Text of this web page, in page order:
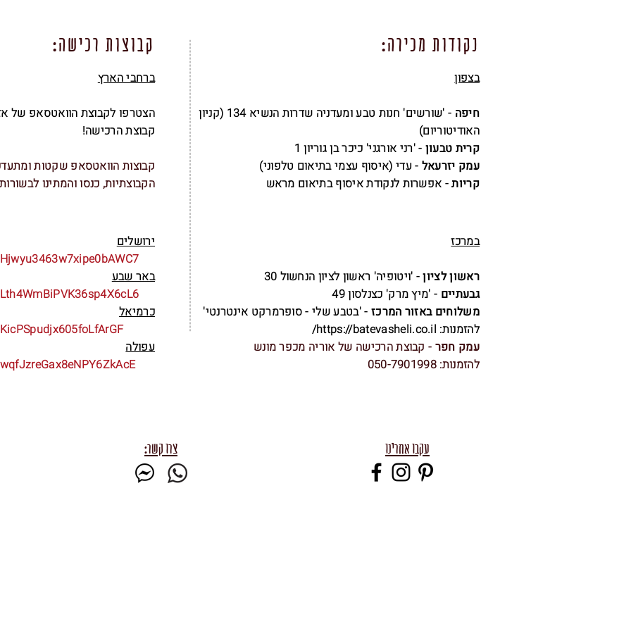
קבוצות רכישה: נקודות מכירה:
ברחבי הארץ
הצטרפו לקבוצת הוואטסאפ של
קבוצת הרכישה!
קבוצות הוואטסאפ שקטות
הקבוצתיות, כנסו והמתינו
בצפון
חיפה
- 'שורשים' חנות טבע ומעדניה שדרות הנשיא 134 (קניון
האודיטוריום)
קרית טבעון - 'רני אורגני' כיכר בן גוריון 1
עמק יזרעאל - עדי (איסוף עצמי בתיאום טלפוני)
קריות- אפשרות לנקודת איסוף בתיאום מראש
ירושלים
באר שבע
כרמיאל
עפולה
במרכז
ראשון לציון- 'ויטופיה' ראשון לציון הנחשול 30
גבעתיים - 'מיץ מרק' כצנלסון 49
משלוחים באזור המרכז - 'בטבע שלי - סופרמרקט אינטרנטי'
להזמנות: https://batevasheli.co.il/
עמק חפר - קבוצת הרכישה של אוריה מכפר מונש
להזמנות: 050-7901998
צרו קשר: עקבו אחרינו